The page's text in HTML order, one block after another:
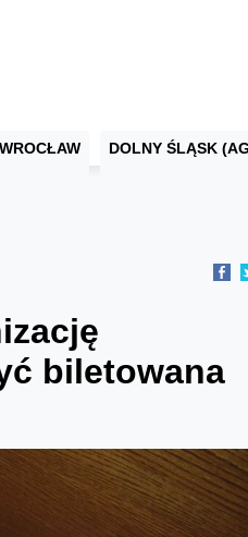
WROCŁAW DOLNY ŚLĄSK
biletowana